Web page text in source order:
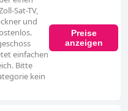
Sat-TV,
und
einfachen
Bitte
kein
Preise
anzeigen